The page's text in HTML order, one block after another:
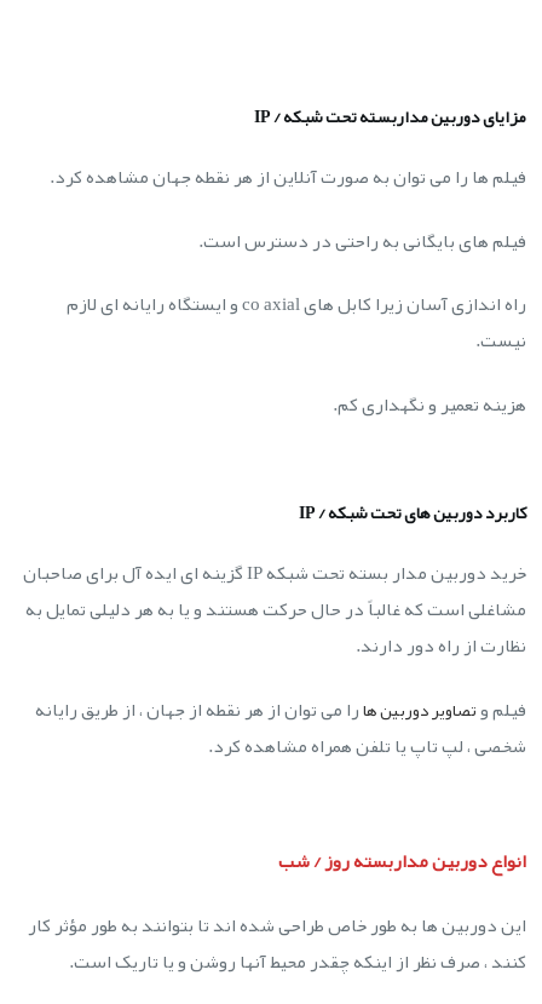
مزایای دوربین مداربسته تحت شبکه / IP
فیلم ها را می توان به صورت آنلاین از هر نقطه جهان مشاهده کرد.
فیلم های بایگانی به راحتی در دسترس است.
راه اندازی آسان زیرا کابل های co axial و ایستگاه رایانه ای لازم
نیست.
هزینه تعمیر و نگهداری کم.
کاربرد دوربین های تحت شبکه / IP
خرید دوربین مدار بسته تحت شبکه IP گزینه ای ایده آل برای صاحبان
مشاغلی است که غالباً در حال حرکت هستند و یا به هر دلیلی تمایل به
نظارت از راه دور دارند.
فیلم وتصاویر دوربین هارا می توان از هر نقطه از جهان ، از طریق رایانه
شخصی ، لپ تاپ یا تلفن همراه مشاهده کرد.
انواع دوربین مداربسته روز / شب
این دوربین ها به طور خاص طراحی شده اند تا بتوانند به طور مؤثر کار
کنند ، صرف نظر از اینکه چقدر محیط آنها روشن و یا تاریک است.